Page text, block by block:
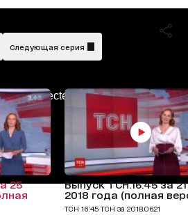
Следующая серия
25
Выпуск ТСН.16:45 за
2018 года (полная
ТСН 16:45 ТСН за 2018.06.21